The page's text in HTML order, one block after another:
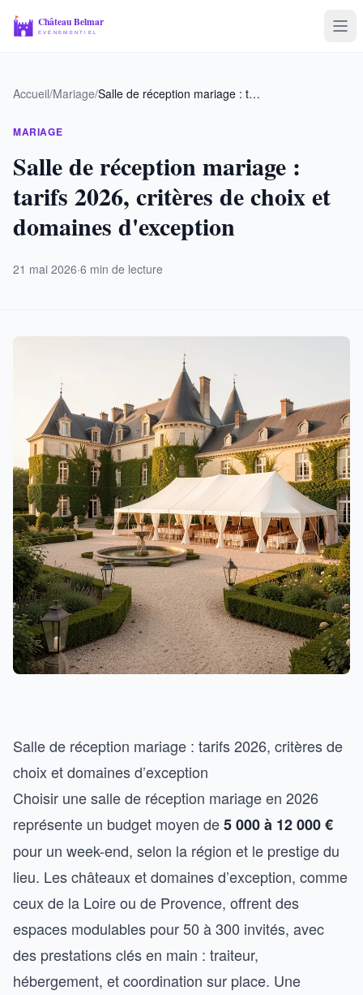
Sport & Loisirs
Accueil/Mariage/ Salle de réception mariage : tarifs 2026, critères de choix et domaines d'exception
MARIAGE
Salle de réception mariage :
tarifs 2026, critères de choix et
domaines d'exception
21 mai 2026·6 min de lecture
Salle de réception mariage : tarifs 2026, critères de
choix et domaines d’exception
Choisir une salle de réception mariage en 2026
représente un budget moyen de5 000 à 12 000 €
pour un week-end, selon la région et le prestige du
lieu. Les châteaux et domaines d’exception, comme
ceux de la Loire ou de Provence, offrent des
espaces modulables pour 50 à 300 invités, avec
des prestations clés en main : traiteur,
hébergement, et coordination sur place. Une